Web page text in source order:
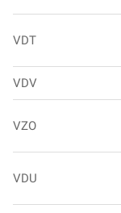
VDT
VDV
VZO
VDU